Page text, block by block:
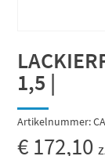
1,5 |
Artikelnummer:
€ 172,10